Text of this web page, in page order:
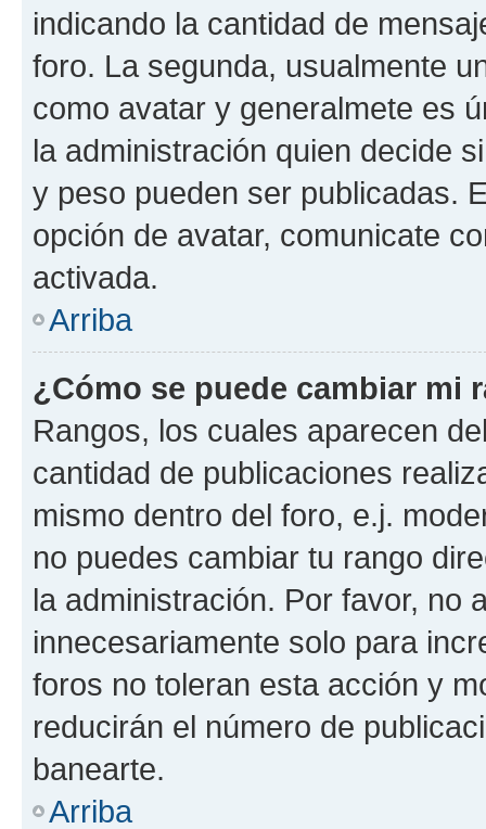
indicando la cantidad de
foro. La segunda, usualmente
como avatar y generalmete es
la administración quien decide
y peso pueden ser publicadas.
opción de avatar, comunicate
activada.
Arriba
¿Cómo se puede cambiar mi
Rangos, los cuales aparecen
cantidad de publicaciones
mismo dentro del foro, e.j.
no puedes cambiar tu rango
la administración. Por favor, no
innecesariamente solo para
foros no toleran esta acción y
reducirán el número de
banearte.
Arriba